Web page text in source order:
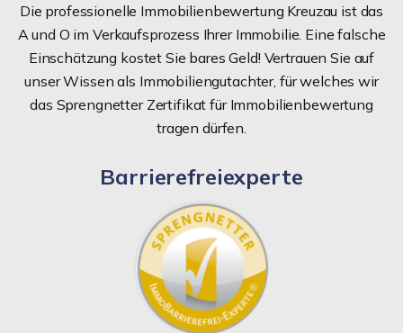
Die professionelle Immobilienbewertung Kreuzau ist das
A und O im Verkaufsprozess Ihrer Immobilie. Eine falsche
Einschätzung kostet Sie bares Geld! Vertrauen Sie auf
unser Wissen als Immobiliengutachter, für welches wir
das Sprengnetter Zertifikat für Immobilienbewertung
tragen dürfen.
Barrierefreiexperte